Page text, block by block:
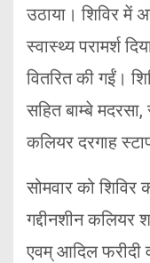
उठाया। शिविर में
स्वास्थ्य परामर्श
वितरित की गईं।
सहित बाम्बे
कलियर दरगाह
सोमवार को
गद्दीनशीन
एवम् आदिल फरीदी